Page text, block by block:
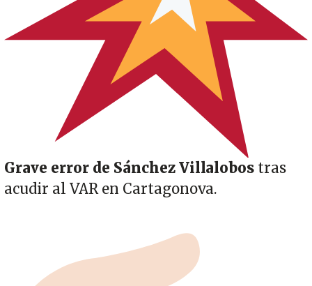
Grave error de Sánchez Villalobos tras
acudir al VAR en Cartagonova.